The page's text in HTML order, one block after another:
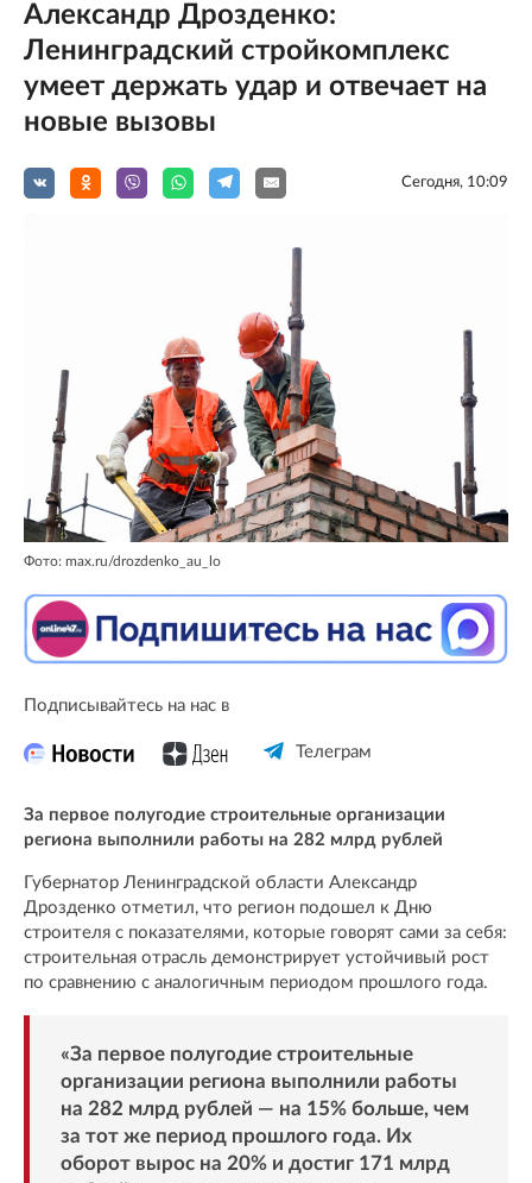
Александр Дрозденко:
Ленинградский стройкомплекс
умеет держать удар и отвечает на
новые вызовы
Сегодня, 10:09
Фото: max.ru/drozdenko_au_lo
Подписывайтесь на нас в
Телеграм
За первое полугодие строительные организации
региона выполнили работы на 282 млрд рублей
Губернатор Ленинградской области Александр
Дрозденко отметил, что регион подошел к Дню
строителя с показателями, которые говорят сами за себя:
строительная отрасль демонстрирует устойчивый рост
по сравнению с аналогичным периодом прошлого года.
«За первое полугодие строительные
организации региона выполнили работы
на 282 млрд рублей — на 15% больше, чем
за тот же период прошлого года. Их
оборот вырос на 20% и достиг 171 млрд